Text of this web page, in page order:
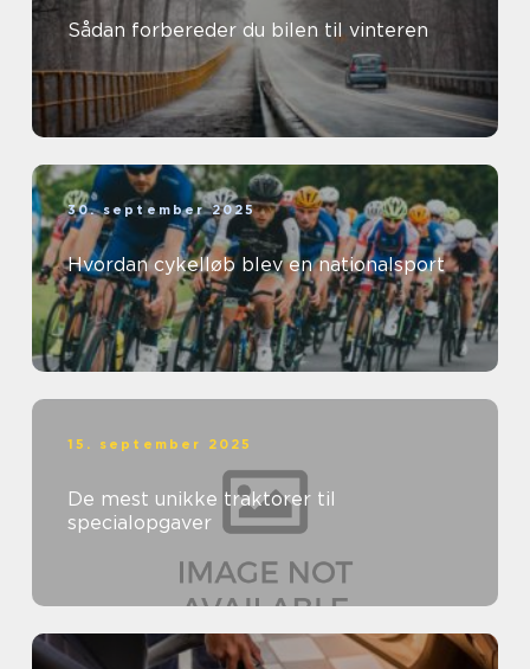
Sådan forbereder du bilen til vinteren
30. september 2025
Hvordan cykelløb blev en nationalsport
15. september 2025
De mest unikke traktorer til
specialopgaver